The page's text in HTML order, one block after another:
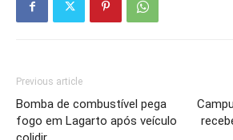
Previous article
Bomba de combustível pega
fogo em Lagarto após veículo